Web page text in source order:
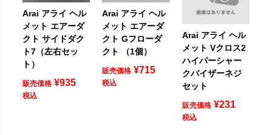
Arai アライ ヘル
メット エアーダ
クト サイドダク
ト7（左右セッ
ト）
販売価格 ¥935
税込
Arai アライ ヘル
メット エアーダ
クト Gフローダ
クト （1個）
販売価格 ¥715
税込
Arai アライ ヘル
メット Vクロス2
ハイパーシャー
クバイザーネジ
セット
販売価格 ¥231
税込